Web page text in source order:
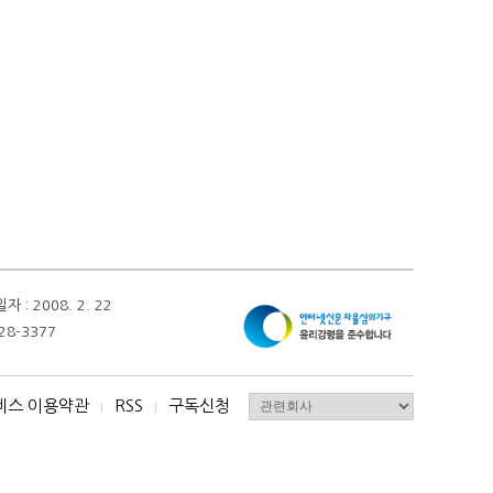
자 : 2008. 2. 22
3377
스 이용약관 I RSS I 구독신청